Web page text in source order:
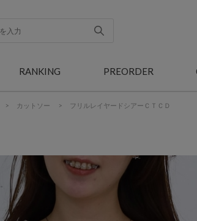
RANKING PREORDER
> カットソー > フリルレイヤードシアーＣＴＣＤ